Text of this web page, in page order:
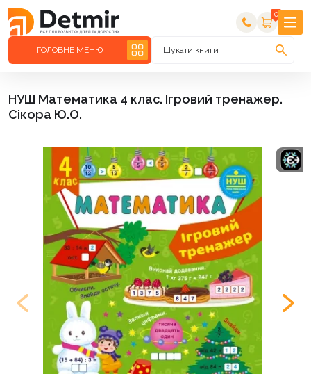
0
ГОЛОВНЕ МЕНЮ Шукати книги
НУШ Математика 4 клас. Ігровий тренажер.
Сікора Ю.О.